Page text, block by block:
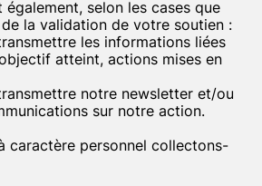
également, selon les cases que
la validation de votre soutien :
les informations liées
atteint, actions mises en
notre newsletter et/ou
sur notre action.
caractère personnel collectons-